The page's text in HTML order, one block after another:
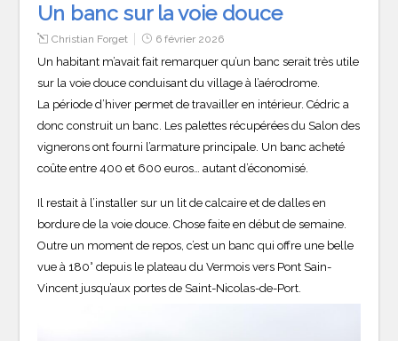
Un banc sur la voie douce
Christian Forget 6 février 2026
Un habitant m’avait fait remarquer qu’un banc serait très utile
sur la voie douce conduisant du village à l’aérodrome.
La période d’hiver permet de travailler en intérieur. Cédric a
donc construit un banc. Les palettes récupérées du Salon des
vignerons ont fourni l’armature principale. Un banc acheté
coûte entre 400 et 600 euros… autant d’économisé.
Il restait à l’installer sur un lit de calcaire et de dalles en
bordure de la voie douce. Chose faite en début de semaine.
Outre un moment de repos, c’est un banc qui offre une belle
vue à 180° depuis le plateau du Vermois vers Pont Sain-
Vincent jusqu’aux portes de Saint-Nicolas-de-Port.